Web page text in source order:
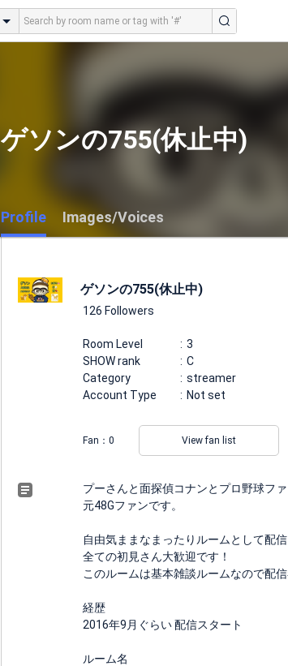
ゲソンの755(休止中)
Profile Images/Voices
ゲソンの755(休止中)
126 Followers
Room Level
3
SHOW rank
C
Category
streamer
Account Type
Not set
Fan： 0 View fan list
プーさんと面探偵コナンとプロ野球フ
元48Gファンです。
自由気ままなまったりルームとして配
全ての初見さん大歓迎です！
このルームは基本雑談ルームなので配
経歴
2016年9月ぐらい 配信スタート
ルーム名